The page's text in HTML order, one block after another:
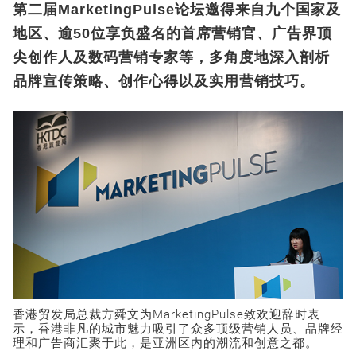
第二届MarketingPulse论坛邀得来自九个国家及
地区、逾50位享负盛名的首席营销官、广告界顶
尖创作人及数码营销专家等，多角度地深入剖析
品牌宣传策略、创作心得以及实用营销技巧。
香港贸发局总裁方舜文为MarketingPulse致欢迎辞时表
示，香港非凡的城市魅力吸引了众多顶级营销人员、品牌经
理和广告商汇聚于此，是亚洲区内的潮流和创意之都。